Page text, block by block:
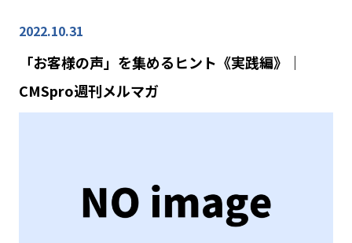
2022.10.31
「お客様の声」を集めるヒント《実践編》｜
CMSpro週刊メルマガ